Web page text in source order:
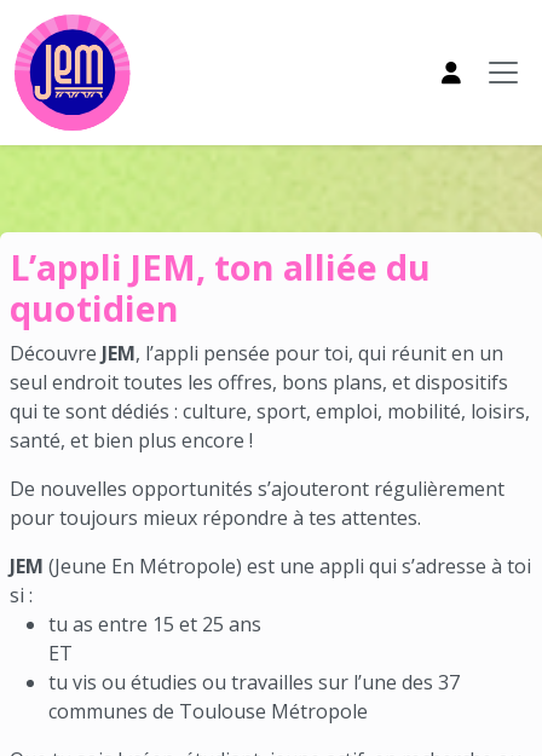
Aller au contenu principal
Appli JEM
L’appli JEM, ton alliée du
quotidien
Découvre JEM, l’appli pensée pour toi, qui réunit en un
seul endroit toutes les offres, bons plans, et dispositifs
qui te sont dédiés : culture, sport, emploi, mobilité, loisirs,
santé, et bien plus encore !
De nouvelles opportunités s’ajouteront régulièrement
pour toujours mieux répondre à tes attentes.
JEM (Jeune En Métropole) est une appli qui s’adresse à toi
si :
tu as entre 15 et 25 ans
ET
tu vis ou étudies ou travailles sur l’une des 37
communes de Toulouse Métropole